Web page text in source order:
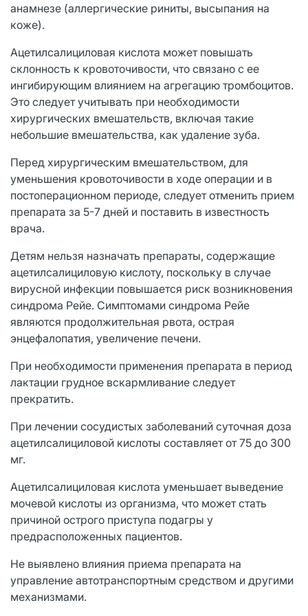
анамнезе (аллергические риниты, высыпания на
коже).
Ацетилсалициловая кислота может повышать
склонность к кровоточивости, что связано с ее
ингибирующим влиянием на агрегацию тромбоцитов.
Это следует учитывать при необходимости
хирургических вмешательств, включая такие
небольшие вмешательства, как удаление зуба.
Перед хирургическим вмешательством, для
уменьшения кровоточивости в ходе операции и в
постоперационном периоде, следует отменить прием
препарата за 5-7 дней и поставить в известность
врача.
Детям нельзя назначать препараты, содержащие
ацетилсалициловую кислоту, поскольку в случае
вирусной инфекции повышается риск возникновения
синдрома Рейе. Симптомами синдрома Рейе
являются продолжительная рвота, острая
энцефалопатия, увеличение печени.
При необходимости применения препарата в период
лактации грудное вскармливание следует
прекратить.
При лечении сосудистых заболеваний суточная доза
ацетилсалициловой кислоты составляет от 75 до 300
мг.
Ацетилсалициловая кислота уменьшает выведение
мочевой кислоты из организма, что может стать
причиной острого приступа подагры у
предрасположенных пациентов.
Не выявлено влияния приема препарата на
управление автотранспортным средством и другими
механизмами.